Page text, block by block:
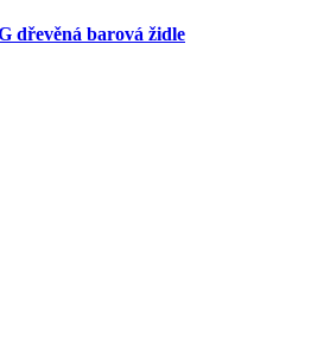
dřevěná barová židle